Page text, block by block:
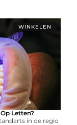
WINKELEN
Letten?
in de regio